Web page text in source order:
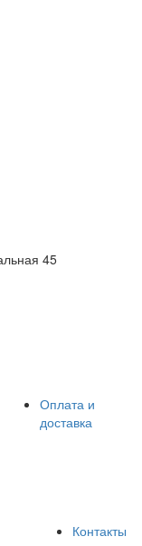
45
Оплата и
доставка
Контакты